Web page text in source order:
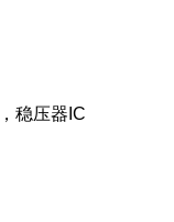
稳压器IC